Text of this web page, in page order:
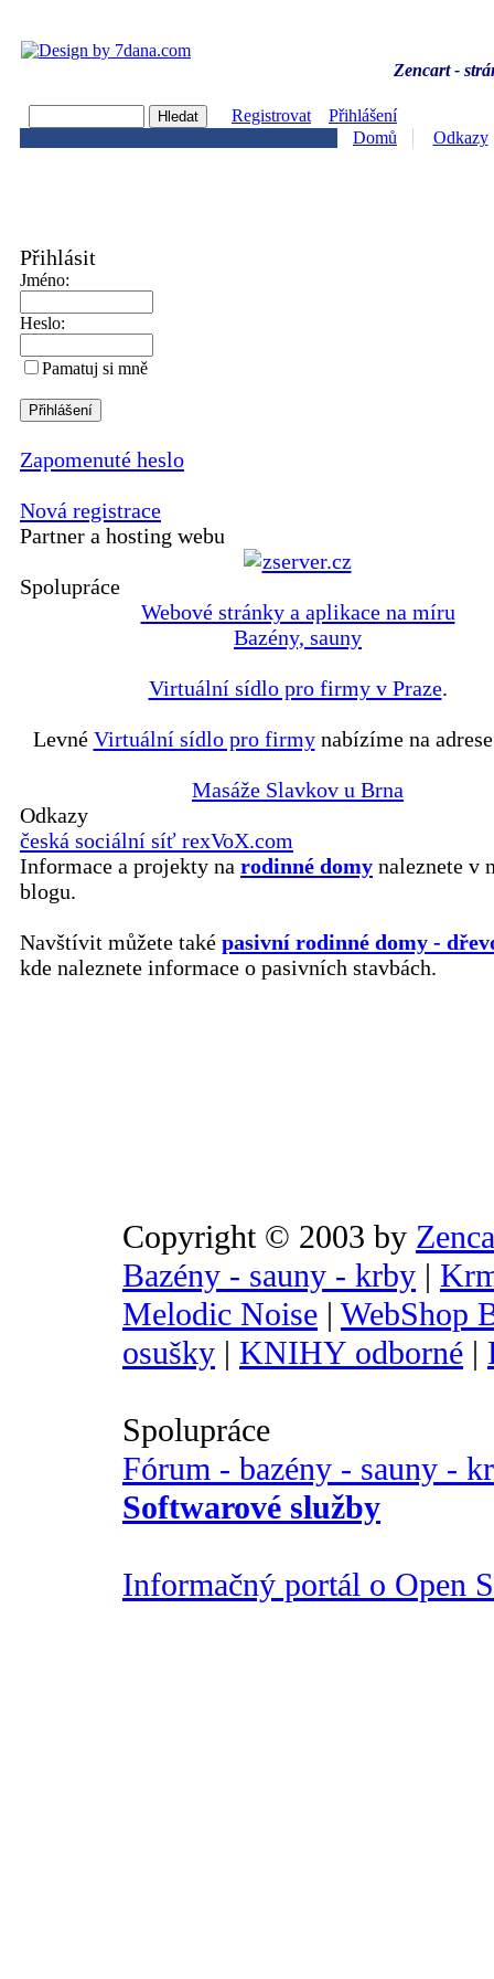
Zencart -
Registrovat
Přihlášení
Domů
Odkazy
Přihlásit
Jméno:
Heslo:
Pamatuj si mně
Zapomenuté heslo
Nová registrace
Partner a hosting webu
Spolupráce
Webové stránky a aplikace na míru
Bazény, sauny
Virtuální sídlo pro firmy v Praze.
Levné Virtuální sídlo pro firmynabízíme na
Masáže Slavkov u Brna
Odkazy
česká sociální síť rexVoX.com
Informace a projekty na rodinné domy naleznete v
blogu.
Navštívit můžete také pasivní rodinné domy -
kde naleznete informace o pasivních stavbách.
Copyright © 2003 by
Bazény - sauny - krby |
Melodic Noise | WebShop
osušky | KNIHY odborné |
Spolupráce
Fórum - bazény - sauny -
Softwarové služby
Informačný portál o Open